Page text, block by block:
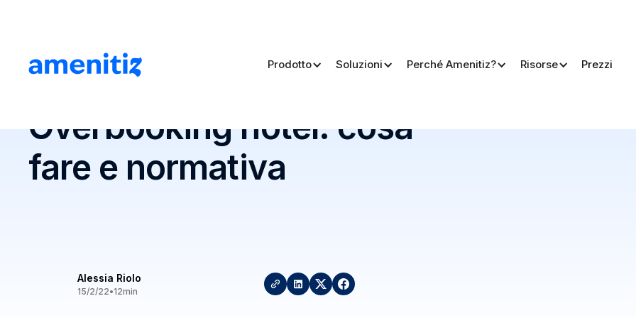
Prodotto Soluzioni Perché Amenitiz? Risorse Prezzi
Blog > Overbooking hotel: cosa fare e normativa
Overbooking hotel: cosa
fare e normativa
Alessia Riolo
15/2/22•12min